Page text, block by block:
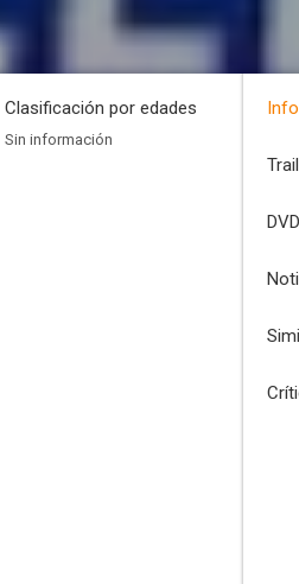
Clasificación por edades
Sin información